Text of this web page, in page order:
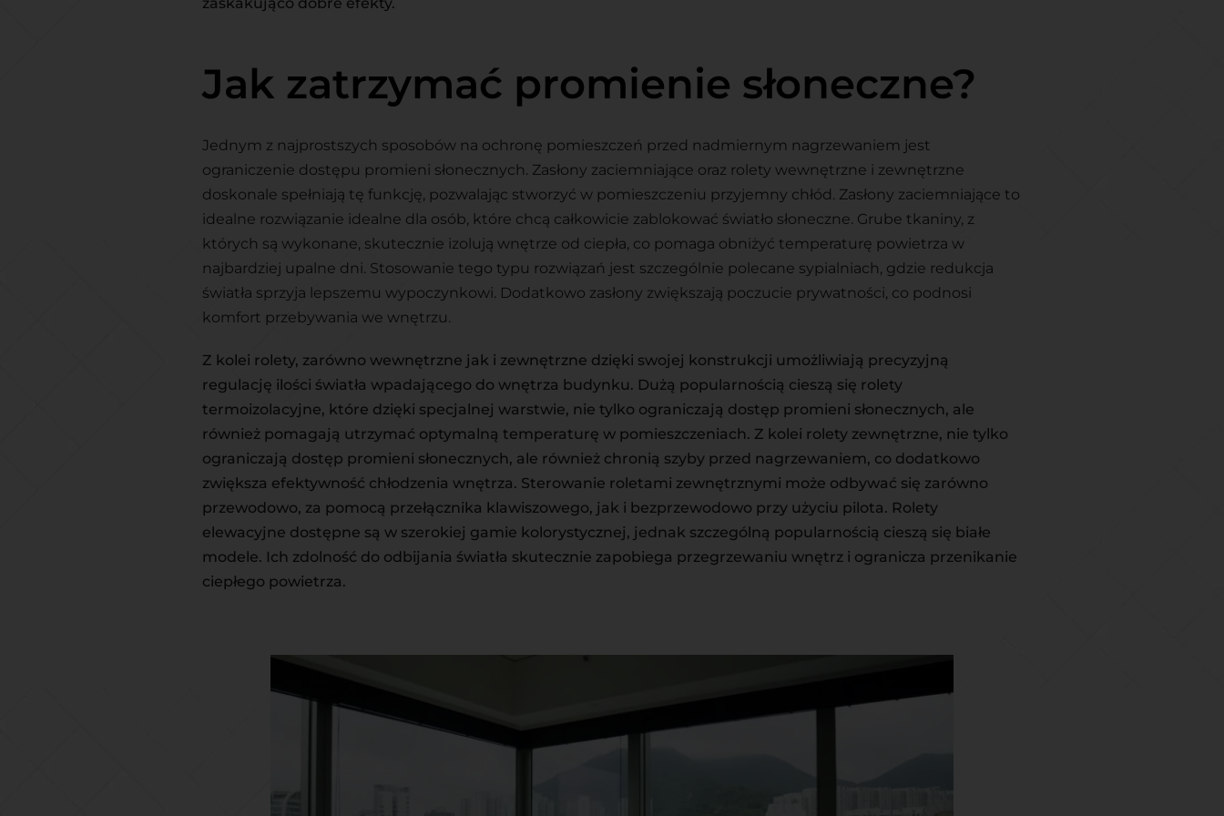
Jak zatrzymać promienie słoneczne?
Jednym z najprostszych sposobów na ochronę pomieszczeń przed nadmiernym nagrzewaniem jest
ograniczenie dostępu promieni słonecznych. Zasłony zaciemniające oraz rolety wewnętrzne i zewnętrzne
doskonale spełniają tę funkcję, pozwalając stworzyć w pomieszczeniu przyjemny chłód. Zasłony zaciemniające to
idealne rozwiązanie idealne dla osób, które chcą całkowicie zablokować światło słoneczne. Grube tkaniny, z
których są wykonane, skutecznie izolują wnętrze od ciepła, co pomaga obniżyć temperaturę powietrza w
najbardziej upalne dni. Stosowanie tego typu rozwiązań jest szczególnie polecane sypialniach, gdzie redukcja
światła sprzyja lepszemu wypoczynkowi. Dodatkowo zasłony zwiększają poczucie prywatności, co podnosi
komfort przebywania we wnętrzu.
Z kolei rolety, zarówno wewnętrzne jak i zewnętrzne dzięki swojej konstrukcji umożliwiają precyzyjną
regulację ilości światła wpadającego do wnętrza budynku. Dużą popularnością cieszą się rolety
termoizolacyjne, które dzięki specjalnej warstwie, nie tylko ograniczają dostęp promieni słonecznych, ale
również pomagają utrzymać optymalną temperaturę w pomieszczeniach. Z kolei rolety zewnętrzne, nie tylko
ograniczają dostęp promieni słonecznych, ale również chronią szyby przed nagrzewaniem, co dodatkowo
zwiększa efektywność chłodzenia wnętrza. Sterowanie roletami zewnętrznymi może odbywać się zarówno
przewodowo, za pomocą przełącznika klawiszowego, jak i bezprzewodowo przy użyciu pilota. Rolety
elewacyjne dostępne są w szerokiej gamie kolorystycznej, jednak szczególną popularnością cieszą się białe
modele. Ich zdolność do odbijania światła skutecznie zapobiega przegrzewaniu wnętrz i ogranicza przenikanie
ciepłego powietrza.